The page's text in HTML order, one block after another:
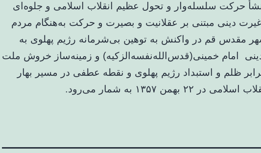
حرکت سلسله‌وار و تحول عظیم انقلاب اسلامی و جلوه‌ای
دینی مبتنی بر عقلانیت و بصیرت و حرکت به‌هنگام مردم
مقدس قم در واکنش به توهین بی‌شرمانه رژیم پهلوی به
امام خمینی(قدس‌الله‌نفسه‌الزکیه) و زمینه‌ساز خروش ملت
برابر ظلم و استبداد رژیم پهلوی و نقطه عطفی در مسیر بهار
در ۲۲ بهمن ۱۳۵۷ به شمار می‌رود.